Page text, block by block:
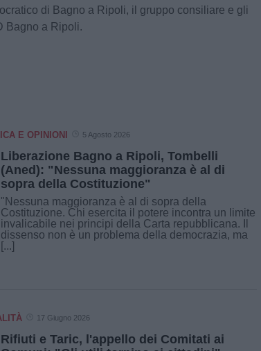
di Bagno a Ripoli, il gruppo consiliare e gli
Bagno a Ripoli.
E OPINIONI 5 Agosto 2026
Liberazione Bagno a Ripoli, Tombelli
(Aned): "Nessuna maggioranza è al di
sopra della Costituzione"
"Nessuna maggioranza è al di sopra della
Costituzione. Chi esercita il potere incontra un limite
invalicabile nei principi della Carta repubblicana. Il
dissenso non è un problema della democrazia, ma
[...]
17 Giugno 2026
Rifiuti e Taric, l'appello dei Comitati ai